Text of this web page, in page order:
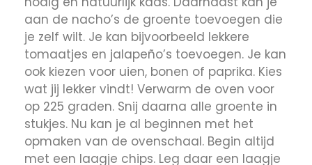
aan de nacho’s de groente toevoegen die
je zelf wilt. Je kan bijvoorbeeld lekkere
tomaatjes en jalapeño’s toevoegen. Je kan
ook kiezen voor uien, bonen of paprika. Kies
wat jij lekker vindt! Verwarm de oven voor
op 225 graden. Snij daarna alle groente in
stukjes. Nu kan je al beginnen met het
opmaken van de ovenschaal. Begin altijd
met een laagje chips. Leg daar een laagje